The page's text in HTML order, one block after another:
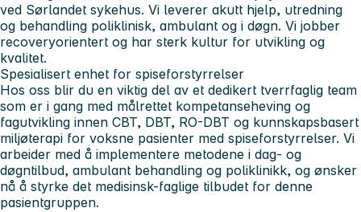
ved Sørlandet sykehus. Vi leverer akutt hjelp, utredning
og behandling poliklinisk, ambulant og i døgn. Vi jobber
recoveryorientert og har sterk kultur for utvikling og
kvalitet.
Spesialisert enhet for spiseforstyrrelser
Hos oss blir du en viktig del av et dedikert tverrfaglig team
som er i gang med målrettet kompetanseheving og
fagutvikling innen CBT, DBT, RO-DBT og kunnskapsbasert
miljøterapi for voksne pasienter med spiseforstyrrelser. Vi
arbeider med å implementere metodene i dag- og
døgntilbud, ambulant behandling og poliklinikk, og ønsker
nå å styrke det medisinsk-faglige tilbudet for denne
pasientgruppen.